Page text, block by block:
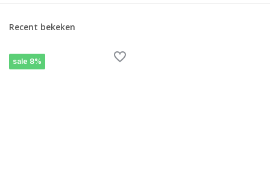
Recent bekeken
sale 8%